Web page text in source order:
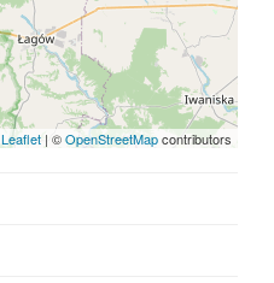
Leaflet | ©OpenStreetMapcontributors